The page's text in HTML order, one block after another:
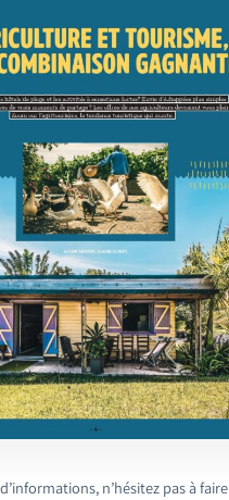
n’hésitez pas à faire